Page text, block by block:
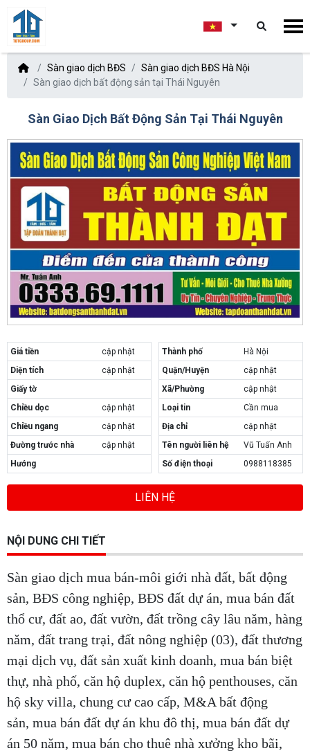
Sàn giao dịch BĐS
Sàn giao dịch BĐS Hà Nội
Sàn giao dịch bất động sản tại Thái Nguyên
Sàn Giao Dịch Bất Động Sản Tại Thái Nguyên
Giá tiền
cập nhật
Diện tích
cập nhật
Giấy tờ
Chiều dọc
cập nhật
Chiều ngang
cập nhật
Đường trước nhà
cập nhật
Hướng
Thành phố
Hà Nội
Quận/Huyện
cập nhật
Xã/Phường
cập nhật
Loại tin
Cần mua
Địa chỉ
cập nhật
Tên người liên hệ
Vũ Tuấn Anh
Số điện thoại
0988118385
LIÊN HỆ
NỘI DUNG CHI TIẾT
Sàn giao dịch mua bán-môi giới nhà đất, bất động
sản, BĐS công nghiệp, BĐS đất dự án, mua bán đất
thổ cư, đất ao, đất vườn, đất trồng cây lâu năm, hàng
năm, đất trang trại, đất nông nghiệp (03), đất thương
mại dịch vụ, đất sản xuất kinh doanh, mua bán biệt
thự, nhà phố, căn hộ duplex, căn hộ penthouses, căn
hộ sky villa, chung cư cao cấp, M&A bất động
sản, mua bán đất dự án khu đô thị, mua bán đất dự
án 50 năm, mua bán cho thuê nhà xưởng kho bãi,